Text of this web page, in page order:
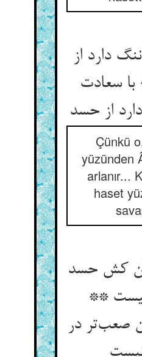
دارد از
سعادت
از حسد
Çünkü
yüzünden
arlanır...
haset
کش حسد
**
صعب‌‌تر در